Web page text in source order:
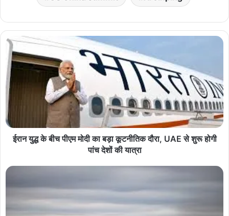
ईरान युद्ध के बीच पीएम मोदी का बड़ा कूटनीतिक दौरा, UAE से शुरू होगी
पांच देशों की यात्रा